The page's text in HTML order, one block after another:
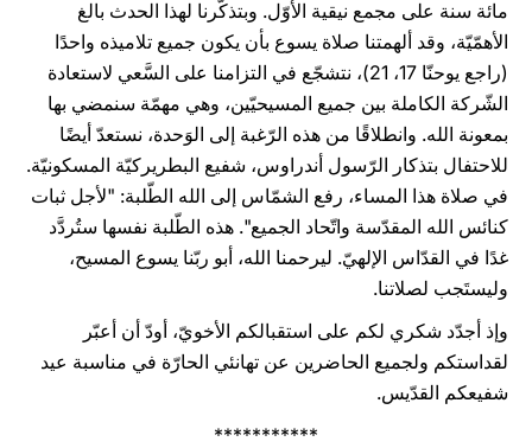
مائة سنة على مجمع نيقية الأوّل. وبتذكّرنا لهذا الحدث بالغ
الأهمّيّة، وقد ألهمتنا صلاة يسوع بأن يكون جميع تلاميذه واحدًا
(راجع يوحنّا 17، 21)، نتشجّع في التزامنا على السَّعي لاستعادة
الشّركة الكاملة بين جميع المسيحيّين، وهي مهمّة سنمضي بها
بمعونة الله. وانطلاقًا من هذه الرّغبة إلى الوَحدة، نستعدّ أيضًا
للاحتفال بتذكار الرّسول أندراوس، شفيع البطريركيّة المسكونيّة.
في صلاة هذا المساء، رفع الشمّاس إلى الله الطّلبة: "لأجل ثبات
كنائس الله المقدّسة واتّحاد الجميع". هذه الطّلبة نفسها ستُردَّد
غدًا في القدّاس الإلهيّ. ليرحمنا الله، أبو ربّنا يسوع المسيح،
وليستَجب لصلاتنا.
وإذ أجدّد شكري لكم على استقبالكم الأخويّ، أودّ أن أعبّر
لقداستكم ولجميع الحاضرين عن تهانئي الحارّة في مناسبة عيد
شفيعكم القدّيس.
***********